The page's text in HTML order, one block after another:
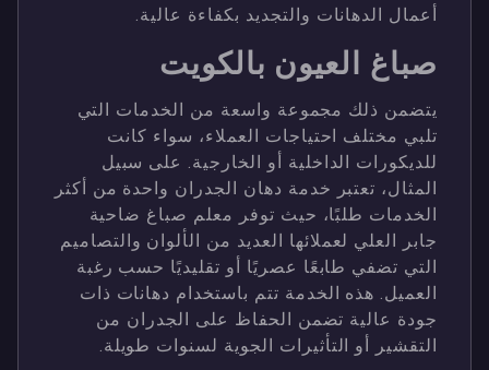
أعمال الدهانات والتجديد بكفاءة عالية.
صباغ العيون بالكويت
يتضمن ذلك مجموعة واسعة من الخدمات التي
تلبي مختلف احتياجات العملاء، سواء كانت
للديكورات الداخلية أو الخارجية. على سبيل
المثال، تعتبر خدمة دهان الجدران واحدة من أكثر
الخدمات طلبًا، حيث توفر معلم صباغ ضاحية
جابر العلي لعملائها العديد من الألوان والتصاميم
التي تضفي طابعًا عصريًا أو تقليديًا حسب رغبة
العميل. هذه الخدمة تتم باستخدام دهانات ذات
جودة عالية تضمن الحفاظ على الجدران من
التقشير أو التأثيرات الجوية لسنوات طويلة.